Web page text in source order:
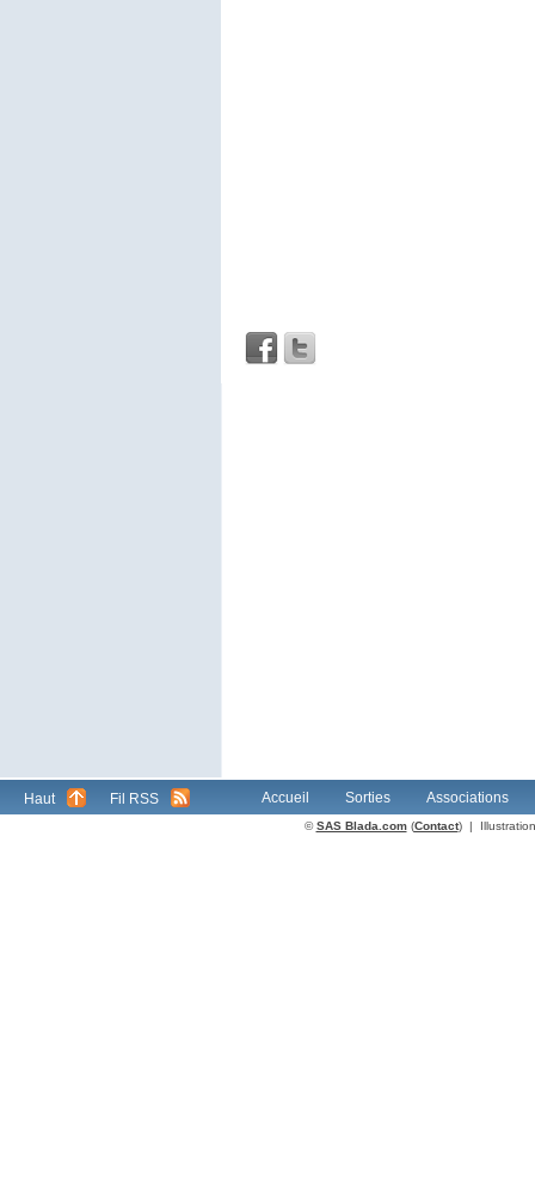
Haut Fil RSS Accueil Sorties Associations
©SAS Blada.com(Contact) |